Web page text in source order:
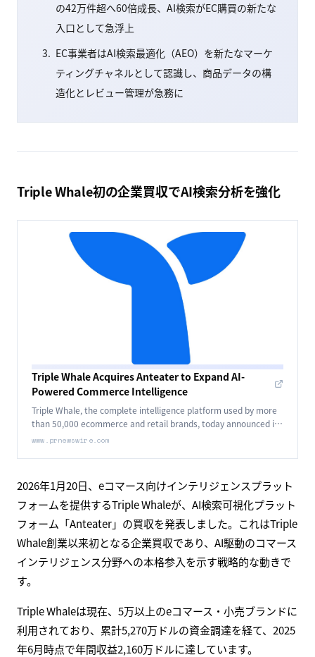
の42万件超へ60倍成長、AI検索がEC購買の新たな
入口として急浮上
EC事業者はAI検索最適化（AEO）を新たなマーケ
ティングチャネルとして認識し、商品データの構
造化とレビュー管理が急務に
Triple Whale初の企業買収でAI検索分析を強化
Triple Whale Acquires Anteater to Expand AI-
Powered Commerce Intelligence
Triple Whale, the complete intelligence platform used by more
than 50,000 ecommerce and retail brands, today announced it
has completed their first acquisition.
www.prnewswire.com
2026年1月20日、eコマース向けインテリジェンスプラット
フォームを提供するTriple Whaleが、AI検索可視化プラット
フォーム「Anteater」の買収を発表しました。これはTriple
Whale創業以来初となる企業買収であり、AI駆動のコマース
インテリジェンス分野への本格参入を示す戦略的な動きで
す。
Triple Whaleは現在、5万以上のeコマース・小売ブランドに
利用されており、累計5,270万ドルの資金調達を経て、2025
年6月時点で年間収益2,160万ドルに達しています。